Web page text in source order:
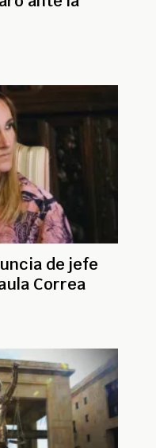
de jefe
Correa